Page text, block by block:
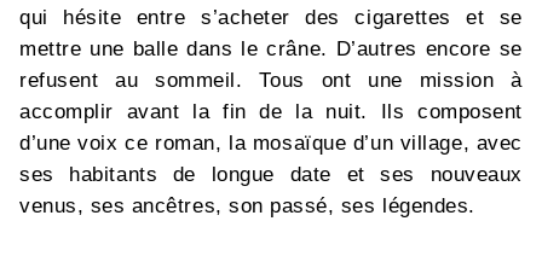
qui hésite entre s’acheter des cigarettes et se
mettre une balle dans le crâne. D’autres encore se
refusent au sommeil. Tous ont une mission à
accomplir avant la fin de la nuit. Ils composent
d’une voix ce roman, la mosaïque d’un village, avec
ses habitants de longue date et ses nouveaux
venus, ses ancêtres, son passé, ses légendes.